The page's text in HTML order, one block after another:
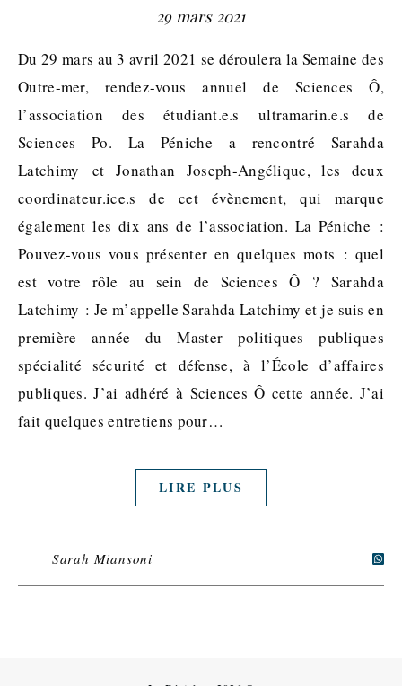
29 mars 2021
Du 29 mars au 3 avril 2021 se déroulera la Semaine des
Outre-mer, rendez-vous annuel de Sciences Ô,
l’association des étudiant.e.s ultramarin.e.s de
Sciences Po. La Péniche a rencontré Sarahda
Latchimy et Jonathan Joseph-Angélique, les deux
coordinateur.ice.s de cet évènement, qui marque
également les dix ans de l’association. La Péniche :
Pouvez-vous vous présenter en quelques mots : quel
est votre rôle au sein de Sciences Ô ? Sarahda
Latchimy : Je m’appelle Sarahda Latchimy et je suis en
première année du Master politiques publiques
spécialité sécurité et défense, à l’École d’affaires
publiques. J’ai adhéré à Sciences Ô cette année. J’ai
fait quelques entretiens pour…
LIRE PLUS
Sarah Miansoni